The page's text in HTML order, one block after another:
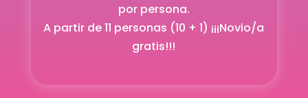
por persona.
A partir de 11 personas (10 + 1) ¡¡¡Novio/a
gratis!!!